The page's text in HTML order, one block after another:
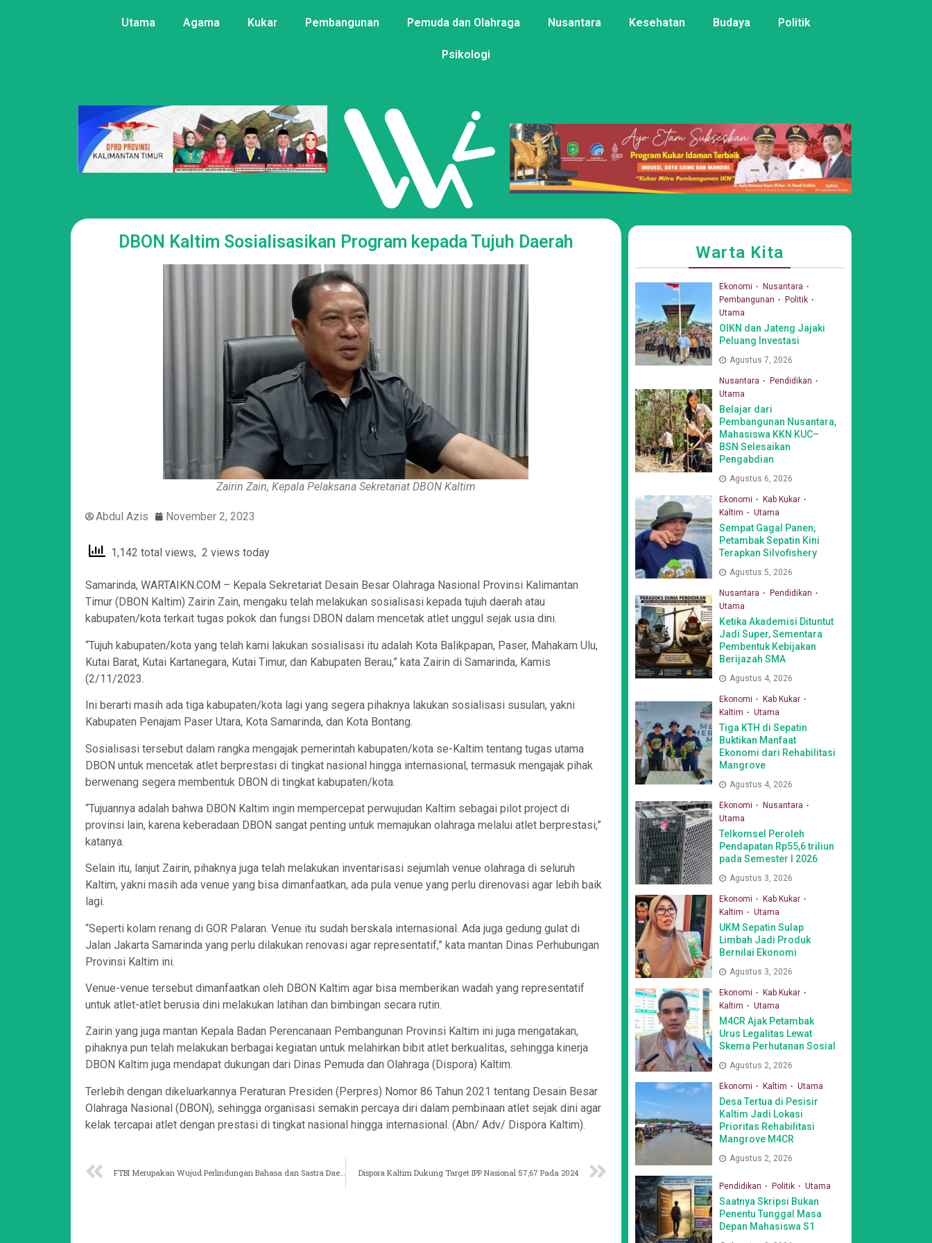
Utama Agama Kukar Pembangunan Pemuda dan Olahraga Nusantara Kesehatan Budaya Politik
Psikologi
DBON Kaltim Sosialisasikan Program kepada Tujuh Daerah
Zairin Zain, Kepala Pelaksana Sekretariat DBON Kaltim
Abdul Azis November 2, 2023
1,142 total views, 2 views today
Samarinda, WARTAIKN.COM – Kepala Sekretariat Desain Besar Olahraga Nasional Provinsi Kalimantan
Timur (DBON Kaltim) Zairin Zain, mengaku telah melakukan sosialisasi kepada tujuh daerah atau
kabupaten/kota terkait tugas pokok dan fungsi DBON dalam mencetak atlet unggul sejak usia dini.
“Tujuh kabupaten/kota yang telah kami lakukan sosialisasi itu adalah Kota Balikpapan, Paser, Mahakam Ulu,
Kutai Barat, Kutai Kartanegara, Kutai Timur, dan Kabupaten Berau,” kata Zairin di Samarinda, Kamis
(2/11/2023.
Ini berarti masih ada tiga kabupaten/kota lagi yang segera pihaknya lakukan sosialisasi susulan, yakni
Kabupaten Penajam Paser Utara, Kota Samarinda, dan Kota Bontang.
Sosialisasi tersebut dalam rangka mengajak pemerintah kabupaten/kota se-Kaltim tentang tugas utama
DBON untuk mencetak atlet berprestasi di tingkat nasional hingga internasional, termasuk mengajak pihak
berwenang segera membentuk DBON di tingkat kabupaten/kota.
“Tujuannya adalah bahwa DBON Kaltim ingin mempercepat perwujudan Kaltim sebagai pilot project di
provinsi lain, karena keberadaan DBON sangat penting untuk memajukan olahraga melalui atlet berprestasi,”
katanya.
Selain itu, lanjut Zairin, pihaknya juga telah melakukan inventarisasi sejumlah venue olahraga di seluruh
Kaltim, yakni masih ada venue yang bisa dimanfaatkan, ada pula venue yang perlu direnovasi agar lebih baik
lagi.
“Seperti kolam renang di GOR Palaran. Venue itu sudah berskala internasional. Ada juga gedung gulat di
Jalan Jakarta Samarinda yang perlu dilakukan renovasi agar representatif,” kata mantan Dinas Perhubungan
Provinsi Kaltim ini.
Venue-venue tersebut dimanfaatkan oleh DBON Kaltim agar bisa memberikan wadah yang representatif
untuk atlet-atlet berusia dini melakukan latihan dan bimbingan secara rutin.
Zairin yang juga mantan Kepala Badan Perencanaan Pembangunan Provinsi Kaltim ini juga mengatakan,
pihaknya pun telah melakukan berbagai kegiatan untuk melahirkan bibit atlet berkualitas, sehingga kinerja
DBON Kaltim juga mendapat dukungan dari Dinas Pemuda dan Olahraga (Dispora) Kaltim.
Terlebih dengan dikeluarkannya Peraturan Presiden (Perpres) Nomor 86 Tahun 2021 tentang Desain Besar
Olahraga Nasional (DBON), sehingga organisasi semakin percaya diri dalam pembinaan atlet sejak dini agar
kelak tercapai atlet dengan prestasi di tingkat nasional hingga internasional. (Abn/ Adv/ Dispora Kaltim).
Dispora Kaltim Dukung Target IPP Nasional 57,67 Pada 2024
Warta Kita
Ekonomi
Nusantara
Pembangunan
Politik
Utama
OIKN dan Jateng Jajaki
Peluang Investasi
Agustus 7, 2026
Nusantara
Pendidikan
Utama
Belajar dari
Pembangunan Nusantara,
Mahasiswa KKN KUC–
BSN Selesaikan
Pengabdian
Agustus 6, 2026
Ekonomi
Kab Kukar
Kaltim
Utama
Sempat Gagal Panen,
Petambak Sepatin Kini
Terapkan Silvofishery
Agustus 5, 2026
Nusantara
Pendidikan
Utama
Ketika Akademisi Dituntut
Jadi Super, Sementara
Pembentuk Kebijakan
Berijazah SMA
Agustus 4, 2026
Ekonomi
Kab Kukar
Kaltim
Utama
Tiga KTH di Sepatin
Buktikan Manfaat
Ekonomi dari Rehabilitasi
Mangrove
Agustus 4, 2026
Ekonomi
Nusantara
Utama
Telkomsel Peroleh
Pendapatan Rp55,6 triliun
pada Semester I 2026
Agustus 3, 2026
Ekonomi
Kab Kukar
Kaltim
Utama
UKM Sepatin Sulap
Limbah Jadi Produk
Bernilai Ekonomi
Agustus 3, 2026
Ekonomi
Kab Kukar
Kaltim
Utama
M4CR Ajak Petambak
Urus Legalitas Lewat
Skema Perhutanan Sosial
Agustus 2, 2026
Ekonomi Kaltim Utama
Desa Tertua di Pesisir
Kaltim Jadi Lokasi
Prioritas Rehabilitasi
Mangrove M4CR
Agustus 2, 2026
Pendidikan Politik Utama
Saatnya Skripsi Bukan
Penentu Tunggal Masa
Depan Mahasiswa S1